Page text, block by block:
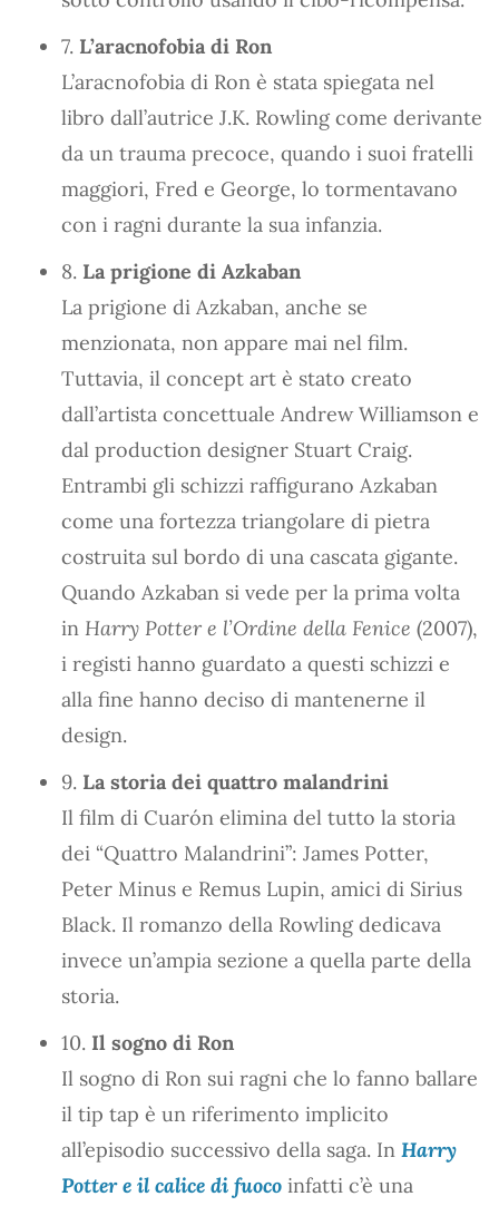
7. L’aracnofobia di Ron
L’aracnofobia di Ron è stata spiegata nel
libro dall’autrice J.K. Rowling come derivante
da un trauma precoce, quando i suoi fratelli
maggiori, Fred e George, lo tormentavano
con i ragni durante la sua infanzia.
8. La prigione di Azkaban
La prigione di Azkaban, anche se
menzionata, non appare mai nel film.
Tuttavia, il concept art è stato creato
dall’artista concettuale Andrew Williamson e
dal production designer Stuart Craig.
Entrambi gli schizzi raffigurano Azkaban
come una fortezza triangolare di pietra
costruita sul bordo di una cascata gigante.
Quando Azkaban si vede per la prima volta
in Harry Potter e l’Ordine della Fenice (2007),
i registi hanno guardato a questi schizzi e
alla fine hanno deciso di mantenerne il
design.
9. La storia dei quattro malandrini
Il film di Cuarón elimina del tutto la storia
dei “Quattro Malandrini”: James Potter,
Peter Minus e Remus Lupin, amici di Sirius
Black. Il romanzo della Rowling dedicava
invece un’ampia sezione a quella parte della
storia.
10. Il sogno di Ron
Il sogno di Ron sui ragni che lo fanno ballare
il tip tap è un riferimento implicito
all’episodio successivo della saga. In Harry
Potter e il calice di fuoco infatti c’è una